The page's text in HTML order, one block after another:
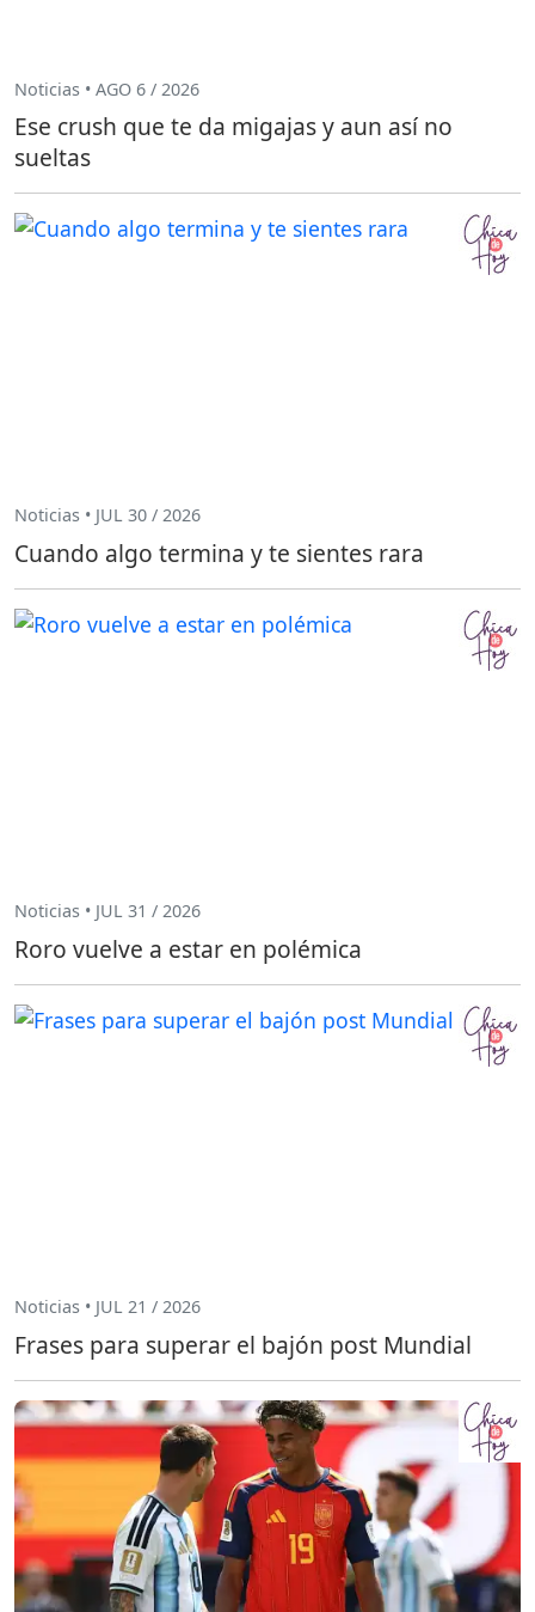
Noticias • AGO 6 / 2026
Ese crush que te da migajas y aun así no
sueltas
Noticias • JUL 30 / 2026
Cuando algo termina y te sientes rara
Noticias • JUL 31 / 2026
Roro vuelve a estar en polémica
Noticias • JUL 21 / 2026
Frases para superar el bajón post Mundial